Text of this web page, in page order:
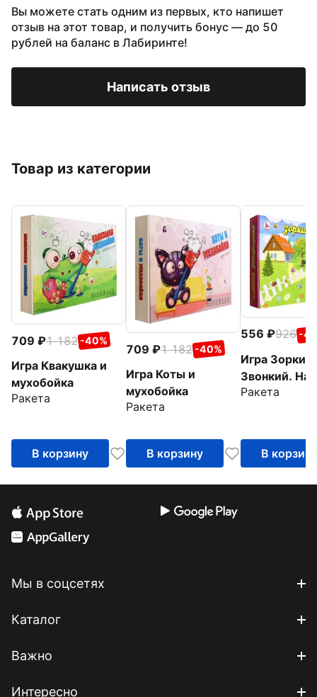
Вы можете стать одним из первых, кто напишет
отзыв на этот товар, и получить бонус — до 50
рублей на баланс в Лабиринте!
Написать отзыв
Товар из категории
709 1 182 -40%
Игра Квакушка и
мухобойка
Ракета
В корзину
709 1 182 -40%
Игра Коты и
мухобойка
Ракета
В корзину
556 926 -
Игра Зоркий
Звонкий. На
опушке
Ракета
В корзину
Мы в соцсетях
Каталог
Важно
Интересно